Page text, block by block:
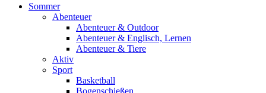
Sommer
Abenteuer
Abenteuer & Outdoor
Abenteuer & Englisch, Lernen
Abenteuer & Tiere
Aktiv
Sport
Basketball
Bogenschießen